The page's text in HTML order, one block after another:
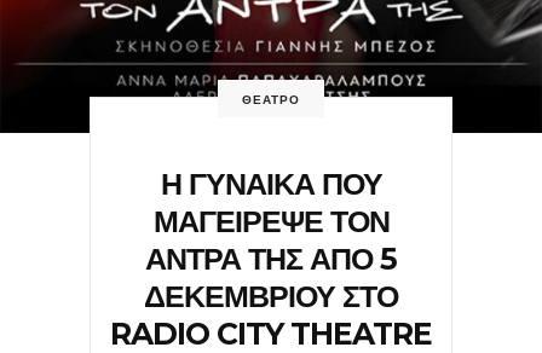
ΘΕΑΤΡΟ
Η ΓΥΝΑΙΚΑ ΠΟΥ
ΜΑΓΕΙΡΕΨΕ ΤΟΝ
ΑΝΤΡΑ ΤΗΣ ΑΠΟ 5
ΔΕΚΕΜΒΡΙΟΥ ΣΤΟ
RADIO CITY THEATRE